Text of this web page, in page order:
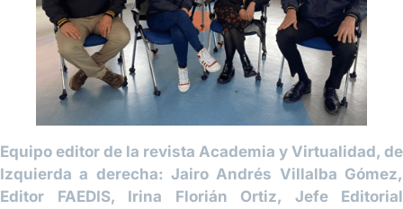
Equipo editor de la revista Academia y Virtualidad, de
Izquierda a derecha: Jairo Andrés Villalba Gómez,
Editor FAEDIS, Irina Florián Ortiz, Jefe Editorial